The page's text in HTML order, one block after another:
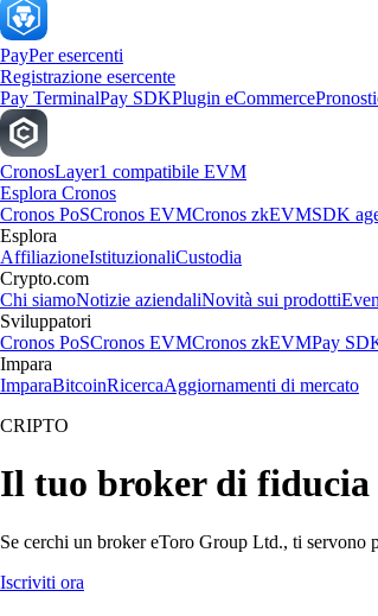
PayPer esercenti
Registrazione esercente
Pay TerminalPay SDKPlugin eCommerce
CronosLayer1 compatibile EVM
Esplora Cronos
Cronos PoSCronos EVMCronos zkEVMSDK
Esplora
AffiliazioneIstituzionaliCustodia
Crypto.com
Chi siamoNotizie aziendaliNovità sui prodotti
Sviluppatori
Cronos PoSCronos EVMCronos zkEVMPay
Impara
ImparaBitcoinRicercaAggiornamenti di mercato
CRIPTO
Il tuo broker di
Se cerchi un broker eToro Group Ltd., ti servono
Iscriviti ora